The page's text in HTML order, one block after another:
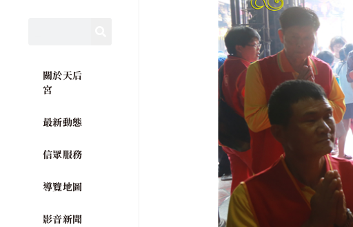
關於天后
宮
最新動態
信眾服務
導覽地圖
影音新聞